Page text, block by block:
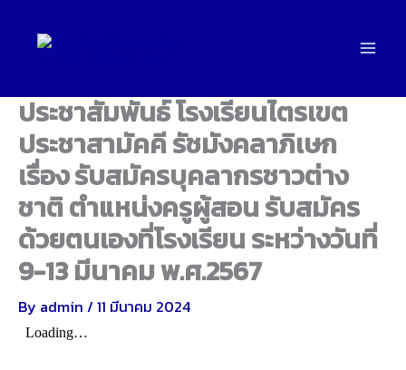
ประชาสัมพันธ์ โรงเรียนไตรเขต
ประชาสามัคคี รัชมังคลาภิเษก
เรื่อง รับสมัครบุคลากรชาวต่าง
ชาติ ตำแหน่งครูผู้สอน รับสมัคร
ด้วยตนเองที่โรงเรียน ระหว่างวันที่
9-13 มีนาคม พ.ศ.2567
By admin /11 มีนาคม 2024